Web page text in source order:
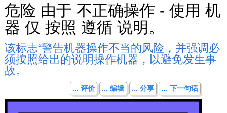
危险 由于 不正确操作 - 使用 机
器 仅 按照 遵循 说明。
该标志“警告机器操作不当的风险，并强调必
须按照给出的说明操作机器，以避免发生事
故。
... 评价 ... 编辑 ... 分享 ... 下一句话